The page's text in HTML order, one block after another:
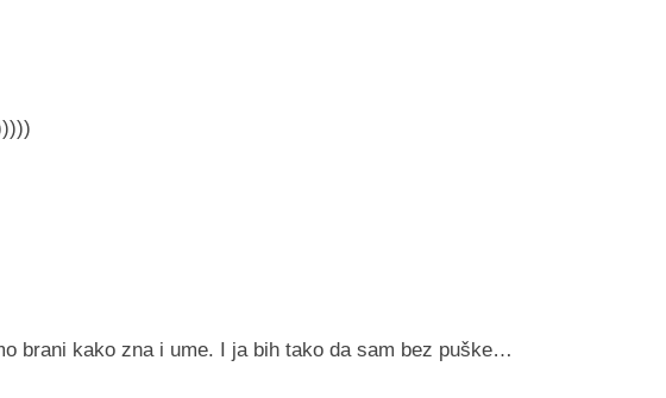
brani kako zna i ume. I ja bih tako da sam bez puške…